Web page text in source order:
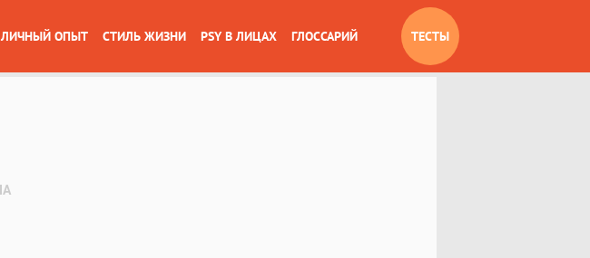
ЛИЧНЫЙ ОПЫТ СТИЛЬ ЖИЗНИ PSY В ЛИЦАХ ГЛОССАРИЙ ТЕСТЫ